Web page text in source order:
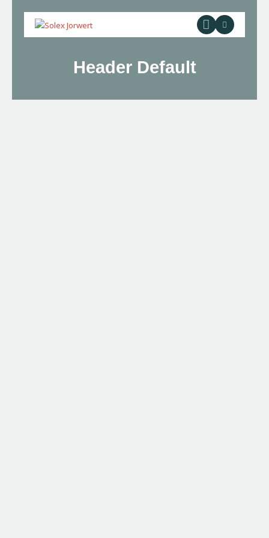
Header Default